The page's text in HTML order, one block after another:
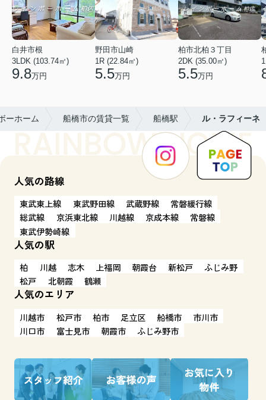
白井市根
3LDK (103.74㎡)
9.8万円
野田市山崎
1R (22.84㎡)
5.5万円
柏市北柏３丁目
2DK (35.00㎡)
5.5万円
ーホーム 船橋市の賃貸一覧 船橋駅 ル・ラフィーネ
人気の路線
東武東上線 東武野田線 武蔵野線
常磐緩行線
総武線
京浜東北線 川越線 京成本線
常磐線
東武伊勢崎線
人気の駅
柏 川越 志木 上福岡 朝霞台 新松戸
ふじみ野
松戸
北朝霞 鶴瀬
人気のエリア
川越市 松戸市 柏市 足立区 船橋市
市川市
川口市
富士見市 朝霞市 ふじみ野市